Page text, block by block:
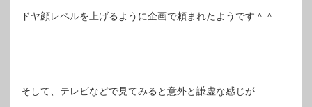
ドヤ顔レベルを上げるように企画で頼まれたようです＾＾
そして、テレビなどで見てみると意外と謙虚な感じが